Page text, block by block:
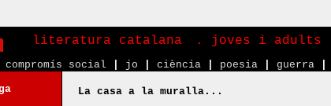
literatura catalana . joves i adults
compromís social jo ciència poesia guerra
La casa a la muralla...